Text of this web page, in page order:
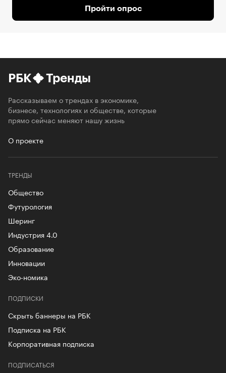
Пройти опрос
РБК Тренды
Рассказываем о трендах в экономике,
бизнесе, технологиях и обществе, которые
прямо сейчас меняют нашу жизнь
О проекте
ТРЕНДЫ
Общество
Футурология
Шеринг
Индустрия 4.0
Образование
Инновации
Эко-номика
ПОДПИСКИ
Скрыть баннеры на РБК
Подписка на РБК
Корпоративная подписка
ПОДПИСАТЬСЯ